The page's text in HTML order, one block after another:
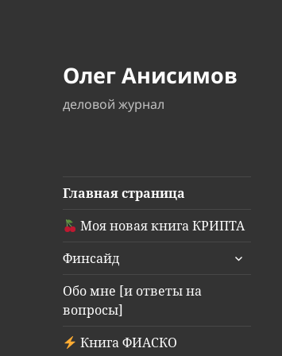
Олег Анисимов
деловой журнал
Главная страница
Моя новая книга КРИПТА
Финсайд
раскрыть
Обо мне [и ответы на
вопросы]
Книга ФИАСКО